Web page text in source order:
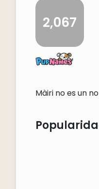
2,067
Màiri no es un